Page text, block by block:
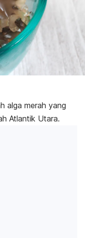
alga merah yang
Atlantik Utara.